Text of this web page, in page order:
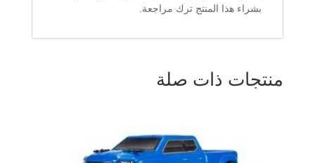
بشراء هذا المنتج ترك مراجعة.
منتجات ذات صلة